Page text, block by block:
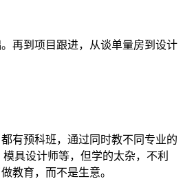
再到项目跟进，从谈单量房到设计
有预科班，通过同时教不同专业的
具设计师等，但学的太杂，不利
教育，而不是生意。